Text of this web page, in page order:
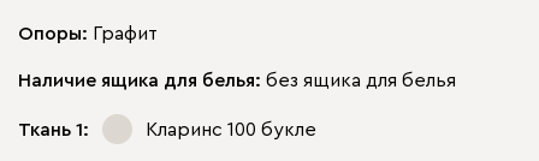
Опоры: Графит
Наличие ящика для белья: без ящика для белья
Ткань 1: Кларинс 100 букле